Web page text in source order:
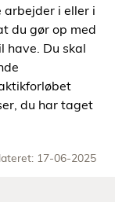
arbejder i eller i
du gør op med
have. Du skal
du har taget
17-06-2025